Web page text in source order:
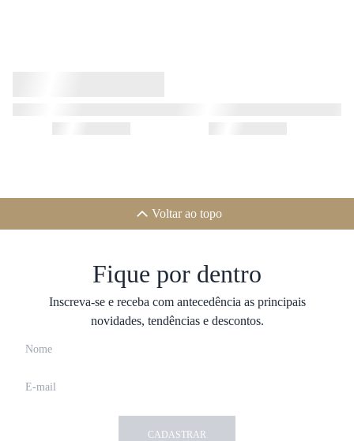
Voltar ao topo
Fique por dentro
Inscreva-se e receba com antecedência as principais
novidades, tendências e descontos.
CADASTRAR